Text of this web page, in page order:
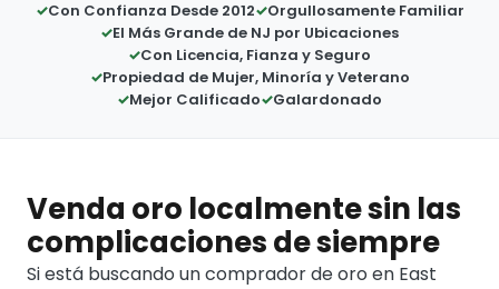
Con Confianza Desde 2012
Orgullosamente Familiar
El Más Grande de NJ por Ubicaciones
Con Licencia, Fianza y Seguro
Propiedad de Mujer, Minoría y Veterano
Mejor Calificado
Galardonado
Venda oro localmente sin las
complicaciones de siempre
Si está buscando un comprador de oro en East